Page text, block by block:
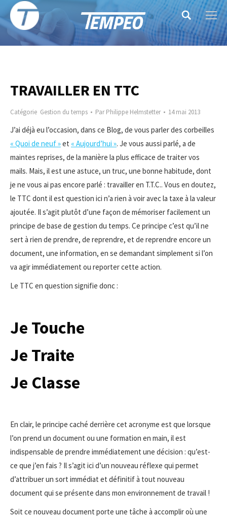
Search:
TRAVAILLER EN TTC
Catégorie Gestion du temps ParPhilippe Helmstetter 14 mai 2013
J’ai déjà eu l’occasion, dans ce Blog, de vous parler des corbeilles
« Quoi de neuf »et « Aujourd’hui ». Je vous aussi parlé, a de
maintes reprises, de la manière la plus efficace de traiter vos
mails. Mais, il est une astuce, un truc, une bonne habitude, dont
je ne vous ai pas encore parlé : travailler en T.T.C.. Vous en doutez,
le TTC dont il est question ici n’a rien à voir avec la taxe à la valeur
ajoutée. Il s’agit plutôt d’une façon de mémoriser facilement un
principe de base de gestion du temps. Ce principe c’est qu’il ne
sert à rien de prendre, de reprendre, et de reprendre encore un
document, une information, en se demandant simplement si l’on
va agir immédiatement ou reporter cette action.
Le TTC en question signifie donc :
Je Touche
Je Traite
Je Classe
En clair, le principe caché derrière cet acronyme est que lorsque
l’on prend un document ou une formation en main, il est
indispensable de prendre immédiatement une décision : qu’est-
ce que j’en fais ? Il s’agit ici d’un nouveau réflexe qui permet
d’attribuer un sort immédiat et définitif à tout nouveau
document qui se présente dans mon environnement de travail !
Soit ce nouveau document porte une tâche à accomplir où une